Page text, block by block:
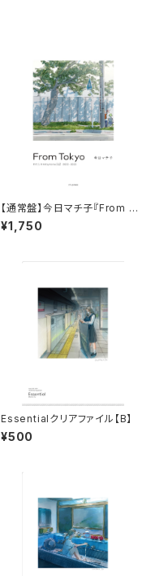
【通常盤】今日マチ子『From To
kyo わたしの#stayhome日記
2022-2023』
¥1,750
Essentialクリアファイル【B】
¥500